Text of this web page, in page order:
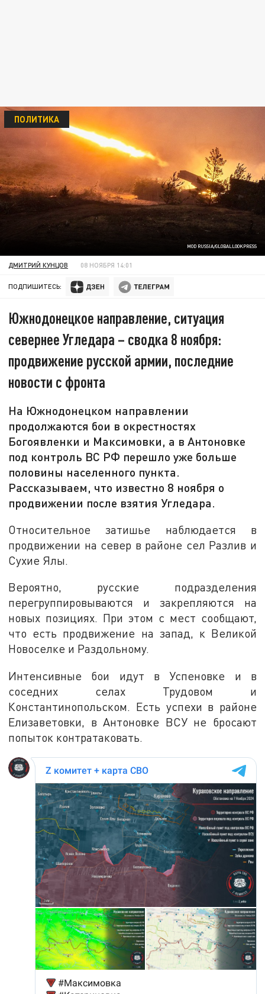
MOD RUSSIA/GLOBALLOOKPRESS
ПОЛИТИКА
ДМИТРИЙ КУНЦОВ 08 НОЯБРЯ 14:01
ПОДПИШИТЕСЬ:
Южнодонецкое направление, ситуация
севернее Угледара – сводка 8 ноября:
продвижение русской армии, последние
новости с фронта
На Южнодонецком направлении
продолжаются бои в окрестностях
Богоявленки и Максимовки, а в Антоновке
под контроль ВС РФ перешло уже больше
половины населенного пункта.
Рассказываем, что известно 8 ноября о
продвижении после взятия Угледара.
Относительное затишье наблюдается в
продвижении на север в районе сел Разлив и
Сухие Ялы.
Вероятно, русские подразделения
перегруппировываются и закрепляются на
новых позициях. При этом с мест сообщают,
что есть продвижение на запад, к Великой
Новоселке и Раздольному.
Интенсивные бои идут в Успеновке и в
соседних селах Трудовом и
Константинопольском. Есть успехи в районе
Елизаветовки, в Антоновке ВСУ не бросают
попыток контратаковать.